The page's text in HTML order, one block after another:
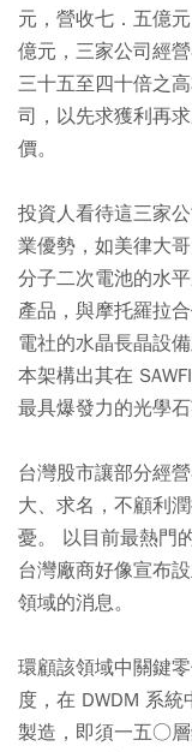
元，營收七．五億
億元，三家公司經
三十五至四十倍之
司，以先求獲利再
價。
投資人看待這三家
業優勢，如美律大
分子二次電池的水
產品，與摩托羅拉
電社的水晶長晶設
本架構出其在
最具爆發力的光學
台灣股市讓部分經
大、求名，不顧利
憂。 以目前最熱門
台灣廠商好像宣布
領域的消息。
環顧該領域中關鍵
度，在 DWDM 系
製造，即須一五○